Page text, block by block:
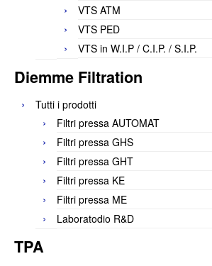
VTS ATM
VTS PED
VTS in W.I.P / C.I.P. / S.I.P.
Diemme Filtration
Tutti i prodotti
Filtri pressa AUTOMAT
Filtri pressa GHS
Filtri pressa GHT
Filtri pressa KE
Filtri pressa ME
Laboratodio R&D
TPA